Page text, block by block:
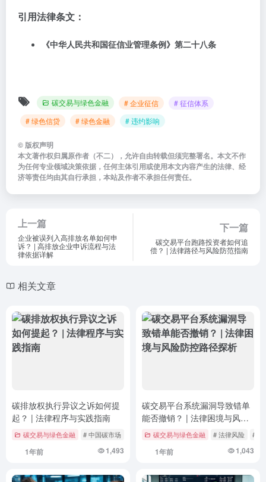
引用法律条文：
《中华人民共和国征信业管理条例》第二十八条
碳交易与绿色金融 # 企业征信
# 征信体系
# 绿色信贷
# 绿色金融 # 违约影响
©版权声明
本文著作权归属原作者（不二），允许自由转载但须完整署名。本文不作
为任何专业领域决策依据，任何主体引用或使用本文内容产生的法律、经
济等责任均由其自行承担，本站及作者不承担任何责任。
上一篇
企业被误列入高排放名单如何申
诉？ | 高排放企业申诉流程与法
律依据详解
下一篇
碳交易平台跑路投资者如何追
偿？ | 法律路径与风险防范指南
相关文章
碳排放权执行异议之诉如何提
起？ | 法律程序与实践指南
碳交易与绿色金融 # 中国碳市场 # 执行异议之诉 # 民事诉讼法
1年前 1,493
碳交易平台系统漏洞导致错单
能否撤销？ | 法律困境与风险
防控路径探析
碳交易与绿色金融 # 法律风险 # 碳
1年前 1,043